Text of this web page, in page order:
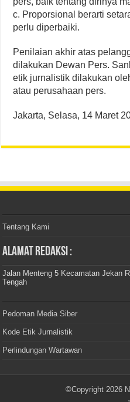
c. Proporsional berarti
perlu diperbaiki.
Penilaian akhir atas
dilakukan Dewan Pers.
etik jurnalistik dilakukan
atau perusahaan pers.
Jakarta, Selasa, 14 Maret
Tentang Kami
Alamat Redaksi :
Jalan Menteng 5 Kecamatan Jekan
Tengah
Pedoman Media Siber
Kode Etik Jurnalistik
Perlindungan Wartawan
©Copyright 2026